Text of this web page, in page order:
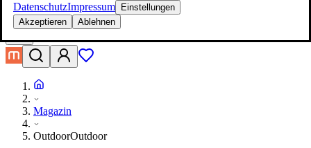
DatenschutzImpressum
Einstellungen
Akzeptieren
Ablehnen
Magazin
OutdoorOutdoor